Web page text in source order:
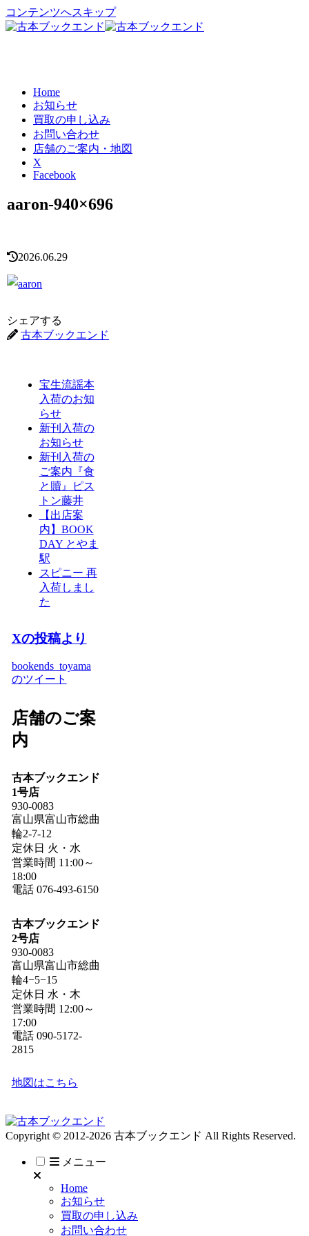
コンテンツへスキップ
Home
お知らせ
買取の申し込み
お問い合わせ
店舗のご案内・地図
X
Facebook
aaron-940×696
2026.06.29
シェアする
古本ブックエンド
宝生流謡本
入荷のお知
らせ
新刊入荷の
お知らせ
新刊入荷の
ご案内『食
と贖』ピス
トン藤井
【出店案
内】BOOK
DAY とやま
駅
スピニー 再
入荷しまし
た
Xの投稿より
bookends_toyama
のツイート
店舗のご案
内
古本ブックエンド
1号店
930-0083
富山県富山市総曲
輪2-7-12
定休日 火・水
営業時間 11:00～
18:00
電話 076-493-6150
古本ブックエンド
2号店
930-0083
富山県富山市総曲
輪4−5−15
定休日 水・木
営業時間 12:00～
17:00
電話 090-5172-
2815
地図はこちら
Copyright © 2012-2026 古本ブックエンド All Rights Reserved.
メニュー
Home
お知らせ
買取の申し込み
お問い合わせ